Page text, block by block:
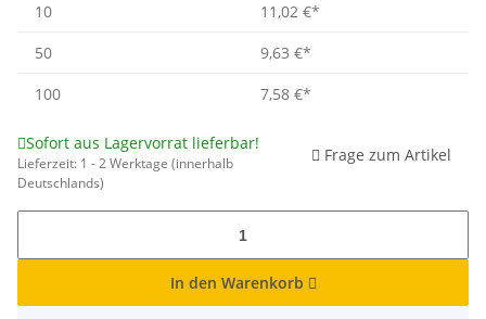
10 11,02 €*
50
9,63 €*
100
7,58 €*
Sofort aus Lagervorrat lieferbar!
Lieferzeit: 1 - 2 Werktage (innerhalb
Deutschlands)
Frage zum Artikel
In den Warenkorb